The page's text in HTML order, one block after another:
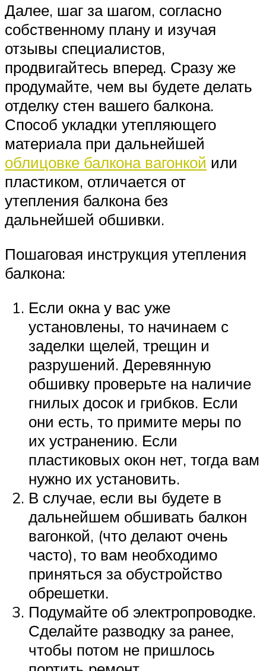
Далее, шаг за шагом, согласно
собственному плану и изучая
отзывы специалистов,
продвигайтесь вперед. Сразу же
продумайте, чем вы будете делать
отделку стен вашего балкона.
Способ укладки утепляющего
материала при дальнейшей
облицовке балкона вагонкой или
пластиком, отличается от
утепления балкона без
дальнейшей обшивки.
Пошаговая инструкция утепления
балкона:
Если окна у вас уже
установлены, то начинаем с
заделки щелей, трещин и
разрушений. Деревянную
обшивку проверьте на наличие
гнилых досок и грибков. Если
они есть, то примите меры по
их устранению. Если
пластиковых окон нет, тогда вам
нужно их установить.
В случае, если вы будете в
дальнейшем обшивать балкон
вагонкой, (что делают очень
часто), то вам необходимо
приняться за обустройство
обрешетки.
Подумайте об электропроводке.
Сделайте разводку за ранее,
чтобы потом не пришлось